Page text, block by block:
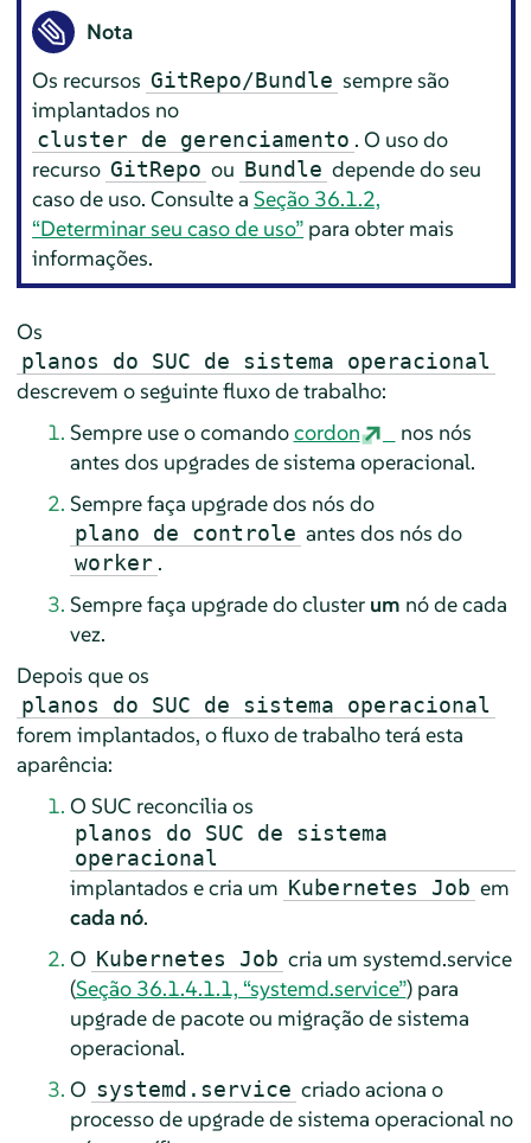
Nota
Os recursos GitRepo/Bundle sempre são
implantados no
cluster de gerenciamento . O uso do
recurso GitRepo ou Bundle depende do seu
caso de uso. Consulte aSeção 36.1.2,
“Determinar seu caso de uso” para obter mais
informações.
Os
planos do SUC de sistema operacional
descrevem o seguinte fluxo de trabalho:
Sempre use o comandocordon
nos nós
antes dos upgrades de sistema operacional.
Sempre faça upgrade dos nós do
plano de controle antes dos nós do
worker .
Sempre faça upgrade do cluster um nó de cada
vez.
Depois que os
planos do SUC de sistema operacional
forem implantados, o fluxo de trabalho terá esta
aparência:
O SUC reconcilia os
planos do SUC de sistema
operacional
implantados e cria um Kubernetes Job em
cada nó.
O Kubernetes Job cria um systemd.service
(Seção 36.1.4.1.1, “systemd.service”) para
upgrade de pacote ou migração de sistema
operacional.
O systemd.service criado aciona o
processo de upgrade de sistema operacional no